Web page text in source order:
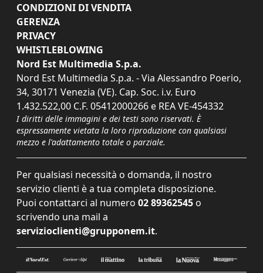
CONDIZIONI DI VENDITA
GERENZA
PRIVACY
WHISTLEBLOWING
Nord Est Multimedia S.p.a.
Nord Est Multimedia S.p.a. - Via Alessandro Poerio,
34, 30171 Venezia (VE). Cap. Soc. i.v. Euro
1.432.522,00 C.F. 05412000266 e REA VE-454332
I diritti delle immagini e dei testi sono riservati. È
espressamente vietata la loro riproduzione con qualsiasi
mezzo e l'adattamento totale o parziale.
Per qualsiasi necessità o domanda, il nostro
servizio clienti è a tua completa disposizione.
Puoi contattarci al numero 02 89362545 o
scrivendo una mail a
servizioclienti@grupponem.it.